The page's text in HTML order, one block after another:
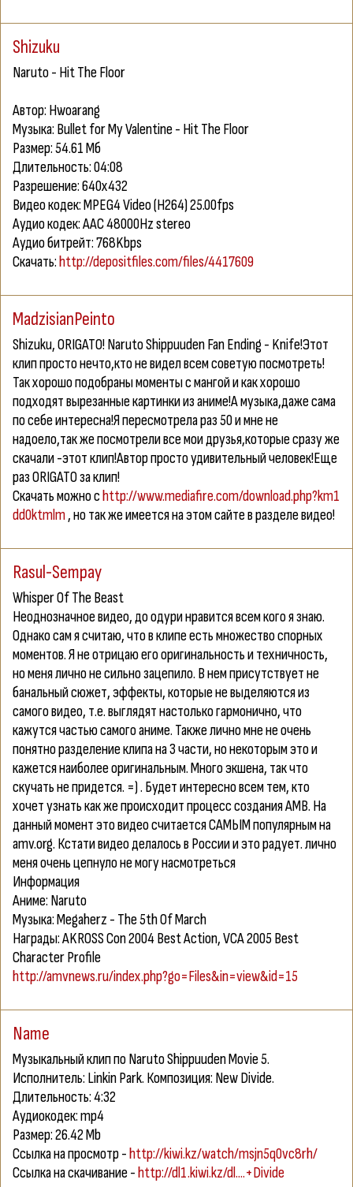
Shizuku
Naruto - Hit The Floor
Автор: Hwoarang
Музыка: Bullet for My Valentine - Hit The Floor
Размер: 54.61 Мб
Длительность: 04:08
Разрешение: 640х432
Видео кодек: MPEG4 Video (H264) 25.00fps
Аудио кодек: AAC 48000Hz stereo
Аудио битрейт: 768Kbps
Скачать:http://depositfiles.com/files/4417609
MadzisianPeinto
Shizuku, ORIGATO! Naruto Shippuuden Fan Ending - Knife!Этот
клип просто нечто,кто не видел всем советую посмотреть!
Так хорошо подобраны моменты с мангой и как хорошо
подходят вырезанные картинки из аниме!А музыка,даже сама
по себе интересна!Я пересмотрела раз 50 и мне не
надоело,так же посмотрели все мои друзья,которые сразу же
скачали -этот клип!Автор просто удивительный человек!Еще
раз ORIGATO за клип!
Скачать можно сhttp://www.mediafire.com/download.php?km1
dd0ktmlm, но так же имеется на этом сайте в разделе видео!
Rasul-Sempay
Whisper Of The Beast
Неоднозначное видео, до одури нравится всем кого я знаю.
Однако сам я считаю, что в клипе есть множество спорных
моментов. Я не отрицаю его оригинальность и техничность,
но меня лично не сильно зацепило. В нем присутствует не
банальный сюжет, эффекты, которые не выделяются из
самого видео, т.е. выглядят настолько гармонично, что
кажутся частью самого аниме. Также лично мне не очень
понятно разделение клипа на 3 части, но некоторым это и
кажется наиболее оригинальным. Много экшена, так что
скучать не придется. =) . Будет интересно всем тем, кто
хочет узнать как же происходит процесс создания АМВ. На
данный момент это видео считается САМЫМ популярным на
amv.org. Кстати видео делалось в России и это радует. лично
меня очень цепнуло не могу насмотреться
Информация
Аниме: Naruto
Музыка: Megaherz - The 5th Of March
Награды: AKROSS Con 2004 Best Action, VCA 2005 Best
Character Profile
http://amvnews.ru/index.php?go=Files&in=view&id=15
Name
Музыкальный клип по Naruto Shippuuden Movie 5.
Исполнитель: Linkin Park. Композиция: New Divide.
Длительность: 4:32
Аудиокодек: mp4
Размер: 26.42 Мb
Ссылка на просмотр -http://kiwi.kz/watch/msjn5q0vc8rh/
Ссылка на скачивание -http://dl1.kiwi.kz/dl....+Divide